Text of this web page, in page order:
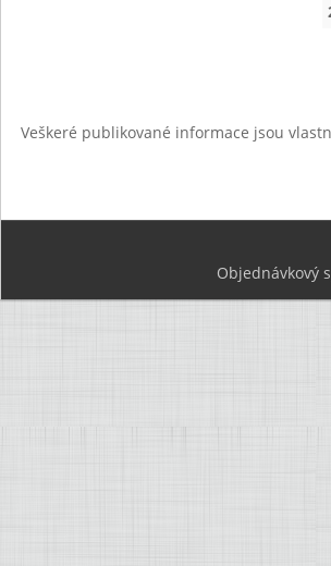
Veškeré publikované informace jsou
Objednávkový